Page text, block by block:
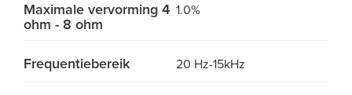
Maximale vervorming 4
ohm - 8 ohm
1.0%
Frequentiebereik 20 Hz-15kHz